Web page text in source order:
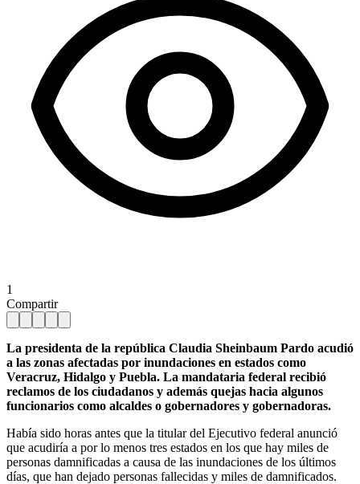
1
Compartir
La presidenta de la república Claudia Sheinbaum Pardo acudió
a las zonas afectadas por inundaciones en estados como
Veracruz, Hidalgo y Puebla. La mandataria federal recibió
reclamos de los ciudadanos y además quejas hacia algunos
funcionarios como alcaldes o gobernadores y gobernadoras.
Había sido horas antes que la titular del Ejecutivo federal anunció
que acudiría a por lo menos tres estados en los que hay miles de
personas damnificadas a causa de las inundaciones de los últimos
días, que han dejado personas fallecidas y miles de damnificados.